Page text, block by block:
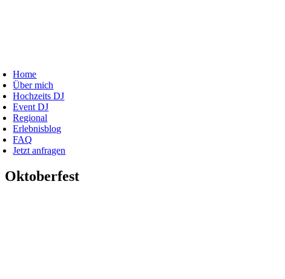
Home
Über mich
Hochzeits DJ
Event DJ
Regional
Erlebnisblog
FAQ
Jetzt anfragen
Oktoberfest